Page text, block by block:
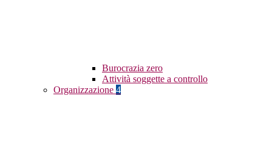
Burocrazia zero
Attività soggette a controllo
Organizzazione 4